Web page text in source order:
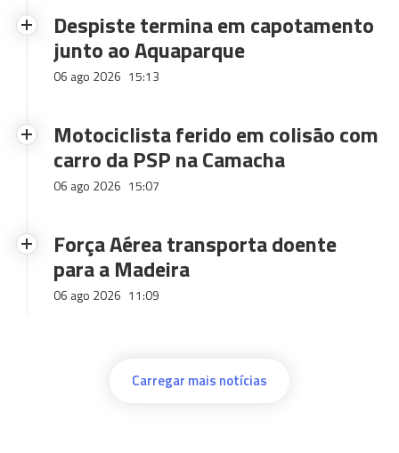
Despiste termina em capotamento
junto ao Aquaparque
06 ago 2026 15:13
Motociclista ferido em colisão com
carro da PSP na Camacha
06 ago 2026 15:07
Força Aérea transporta doente
para a Madeira
06 ago 2026 11:09
Carregar mais notícias